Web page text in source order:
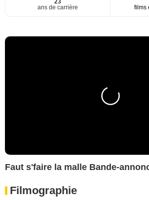
23
ans de carrière
films
Faut s'faire la malle Bande-
Filmographie